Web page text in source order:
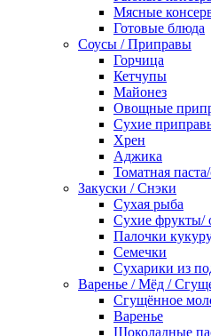
Мясные
Готовые блюда
Соусы / Приправы
Горчица
Кетчупы
Майонез
Овощные
Сухие
Хрен
Аджика
Томатная
Закуски / Снэки
Сухая рыба
Сухие фрукты/
Палочки
Семечки
Сухарики из
Варенье / Мёд /
Сгущённое
Варенье
Шоколадные